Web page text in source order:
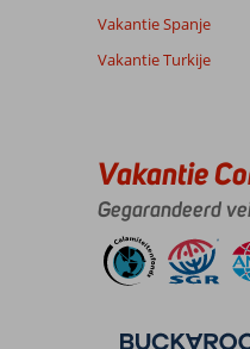
Vakantie Spanje
Vakantie Turkije
Vakantie
Gegarandeerd